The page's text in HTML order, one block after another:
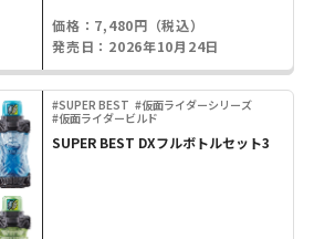
価格：7,480円（税込）
発売日：2026年10月24日
#SUPER BEST #仮面ライダーシリーズ
#仮面ライダービルド
SUPER BEST DXフルボトルセット3